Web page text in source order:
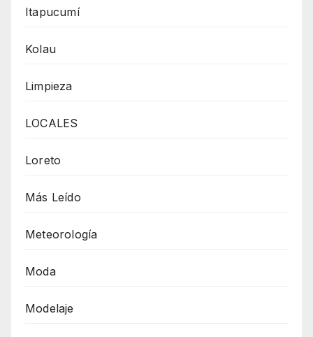
Itapucumí
Kolau
Limpieza
LOCALES
Loreto
Más Leído
Meteorología
Moda
Modelaje